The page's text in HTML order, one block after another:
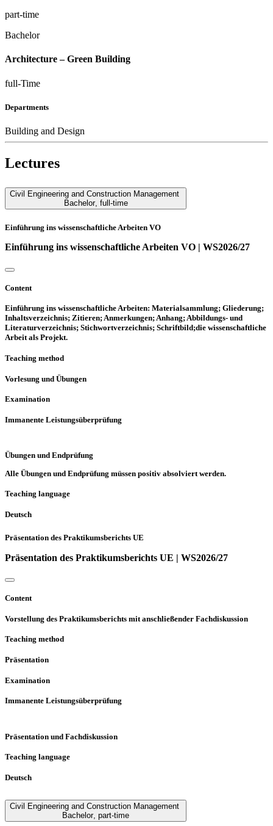
part-time
Bachelor
Architecture­ – Green Building
full-Time
Departments
Building and Design
Lectures
Civil Engineering and Construction Management
Bachelor, full-time
Einführung ins wissenschaftliche Arbeiten VO
Einführung ins wissenschaftliche Arbeiten VO | WS2026/27
Content
Einführung ins wissenschaftliche Arbeiten: Materialsammlung; Gliederung;
Inhaltsverzeichnis; Zitieren; Anmerkungen; Anhang; Abbildungs- und
Literaturverzeichnis; Stichwortverzeichnis; Schriftbild;die wissenschaftliche
Arbeit als Projekt.
Teaching method
Vorlesung und Übungen
Examination
Immanente Leistungsüberprüfung
Übungen und Endprüfung
Alle Übungen und Endprüfung müssen positiv absolviert werden.
Teaching language
Deutsch
Präsentation des Praktikumsberichts UE
Präsentation des Praktikumsberichts UE | WS2026/27
Content
Vorstellung des Praktikumsberichts mit anschließender Fachdiskussion
Teaching method
Präsentation
Examination
Immanente Leistungsüberprüfung
Präsentation und Fachdiskussion
Teaching language
Deutsch
Civil Engineering and Construction Management
Bachelor, part-time